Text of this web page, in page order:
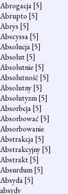
Abrogacja[5]
Abrupto [5]
Abrys [5]
Abscyssa[5]
Absolucja[5]
Absolut[5]
Absolutnie [5]
Absolutność [5]
Absolutny[5]
Absolutyzm[5]
Absorbcja[5]
Absorbować [5]
Absorbowanie
Abstrakcja[5]
Abstrakcyjny[5]
Abstrakt[5]
Absurdum[5]
Absyda[5]
absydy